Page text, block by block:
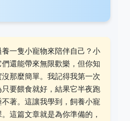
一隻小寵物來陪伴自己？小
還能帶來無限歡樂，但你知
那麼簡單。我記得我第一次
要餵食就好，結果它半夜跑
著。這讓我學到，飼養小寵
這篇文章就是為你準備的，